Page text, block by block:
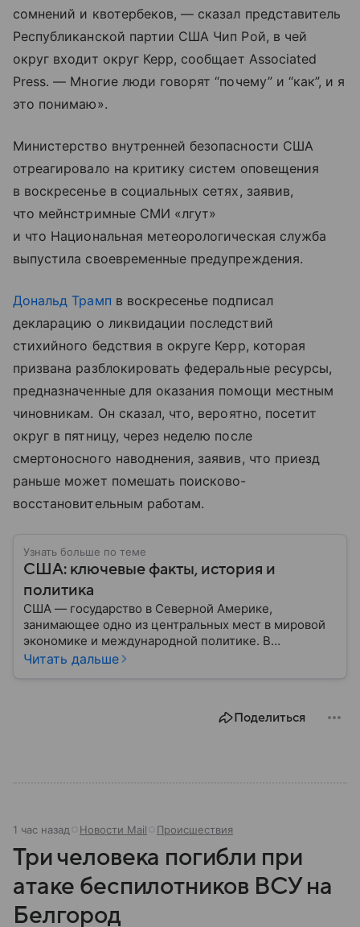
сомнений и квотербеков, — сказал представитель
Республиканской партии США Чип Рой, в чей
округ входит округ Керр, сообщает Associated
Press. — Многие люди говорят “почему” и “как”, и я
это понимаю».
Министерство внутренней безопасности США
отреагировало на критику систем оповещения
в воскресенье в социальных сетях, заявив,
что мейнстримные СМИ «лгут»
и что Национальная метеорологическая служба
выпустила своевременные предупреждения.
Дональд Трамп в воскресенье подписал
декларацию о ликвидации последствий
стихийного бедствия в округе Керр, которая
призвана разблокировать федеральные ресурсы,
предназначенные для оказания помощи местным
чиновникам. Он сказал, что, вероятно, посетит
округ в пятницу, через неделю после
смертоносного наводнения, заявив, что приезд
раньше может помешать поисково-
восстановительным работам.
Узнать больше по теме
США: ключевые факты, история и
политика
США — государство в Северной Америке,
занимающее одно из центральных мест в мировой
экономике и международной политике. В
материале — основные сведения об этой стране.
Читать дальше
Поделиться
1 час назад Новости Mail Происшествия
Три человека погибли при
атаке беспилотников ВСУ на
Белгород